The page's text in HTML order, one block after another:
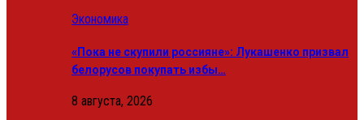
Экономика
«Пока не скупили россияне»: Лукашенко призвал
белорусов покупать избы…
8 августа, 2026